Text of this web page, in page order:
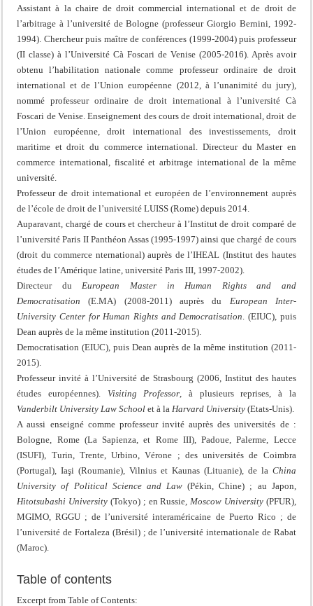
Assistant à la chaire de droit commercial international et de droit de
l’arbitrage à l’université de Bologne (professeur Giorgio Bernini, 1992-
1994). Chercheur puis maître de conférences (1999-2004) puis professeur
(II classe) à l’Université Cà Foscari de Venise (2005-2016). Après avoir
obtenu l’habilitation nationale comme professeur ordinaire de droit
international et de l’Union européenne (2012, à l’unanimité du jury),
nommé professeur ordinaire de droit international à l’université Cà
Foscari de Venise. Enseignement des cours de droit international, droit de
l’Union européenne, droit international des investissements, droit
maritime et droit du commerce international. Directeur du Master en
commerce international, fiscalité et arbitrage international de la même
université.
Professeur de droit international et européen de l’environnement auprès
de l’école de droit de l’université LUISS (Rome) depuis 2014.
Auparavant, chargé de cours et chercheur à l’Institut de droit comparé de
l’université Paris II Panthéon Assas (1995-1997) ainsi que chargé de cours
(droit du commerce nternational) auprès de l’IHEAL (Institut des hautes
études de l’Amérique latine, université Paris III, 1997-2002).
Directeur du European Master in Human Rights and and
Democratisation (E.MA) (2008-2011) auprès du European Inter-
University Center for Human Rights and Democratisation . (EIUC), puis
Dean auprès de la même institution (2011-2015).
Democratisation (EIUC), puis Dean auprès de la même institution (2011-
2015).
Professeur invité à l’Université de Strasbourg (2006, Institut des hautes
études européennes). Visiting Professor , à plusieurs reprises, à la
Vanderbilt University Law School et à la Harvard University (Etats-Unis).
A aussi enseigné comme professeur invité auprès des universités de :
Bologne, Rome (La Sapienza, et Rome III), Padoue, Palerme, Lecce
(ISUFI), Turin, Trente, Urbino, Vérone ; des universités de Coimbra
(Portugal), Iaşi (Roumanie), Vilnius et Kaunas (Lituanie), de la China
University of Political Science and Law (Pékin, Chine) ; au Japon,
Hitotsubashi University (Tokyo) ; en Russie, Moscow University(PFUR),
MGIMO, RGGU ; de l’université interaméricaine de Puerto Rico ; de
l’université de Fortaleza (Brésil) ; de l’université internationale de Rabat
(Maroc).
Table of contents
Excerpt from Table of Contents: